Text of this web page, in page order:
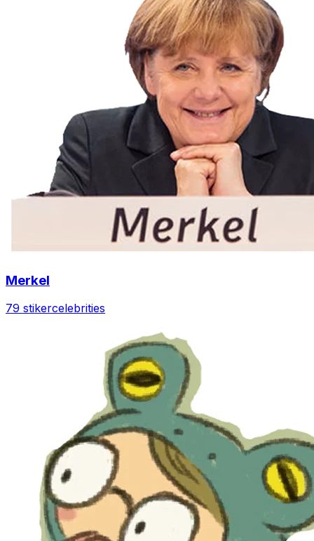
Merkel
79 stikercelebrities